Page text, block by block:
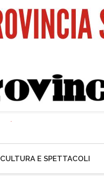
CULTURA E SPETTACOLI